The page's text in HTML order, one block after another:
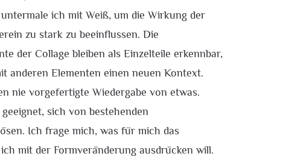
ich mit Weiß, um die Wirkung der
zu stark zu beeinflussen. Die
der Collage bleiben als Einzelteile erkennbar,
anderen Elementen einen neuen Kontext.
nie vorgefertigte Wiedergabe von etwas.
sich von bestehenden
Ich frage mich, was für mich das
mit der Formveränderung ausdrücken will.